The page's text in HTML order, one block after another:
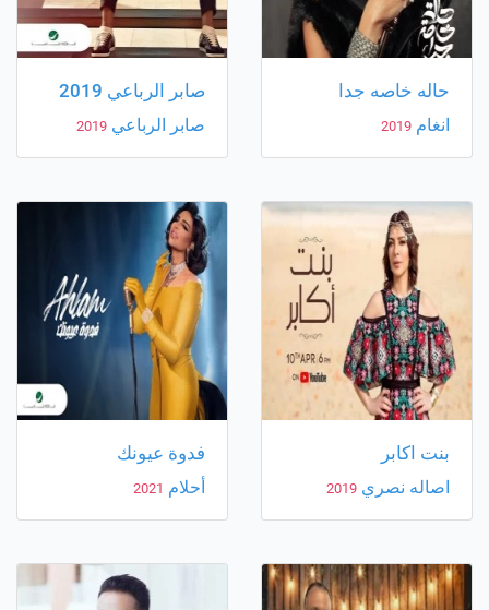
حاله خاصه جدا
انغام 2019
صابر الرباعي 2019
صابر الرباعي 2019
بنت اكابر
اصاله نصري 2019
فدوة عيونك
أحلام 2021